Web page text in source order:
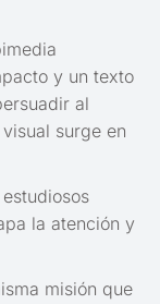
y un texto
al
surge en
la atención y
misión que